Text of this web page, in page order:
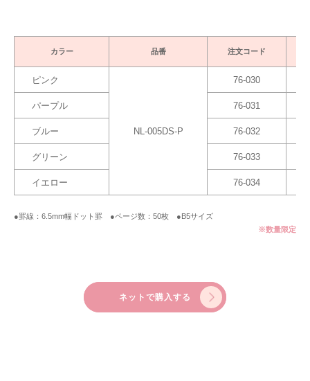
カラー 品番 注文コード
ピンク
NL-005DS-P
76-030
パープル 76-031
ブルー 76-032
グリーン 76-033
イエロー 76-034
●罫線：6.5mm幅ドット罫 ●ページ数：50枚 ●B5サイズ
※数量限定
ネットで購入する